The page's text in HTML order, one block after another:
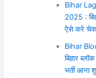
Bihar
2025 :
ऐसे करे
Bihar
बिहार
भर्ती आना